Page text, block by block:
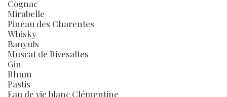
Cognac
Mirabelle
Pineau des Charentes
Whisky
Banyuls
Muscat de Rivesaltes
Gin
Rhum
Pastis
Eau de vie blanc Clémentine